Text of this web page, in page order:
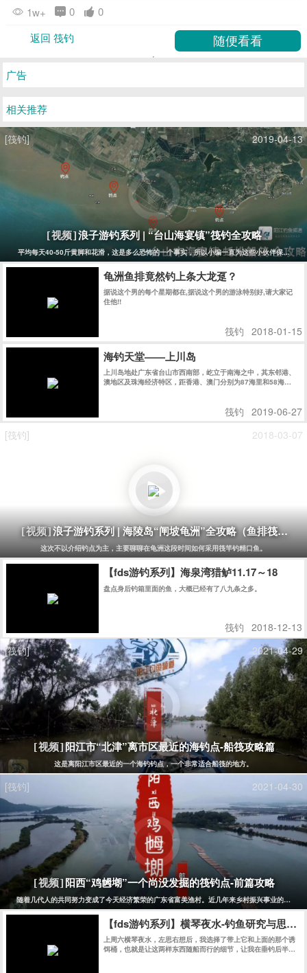
1w+ 0
0
返回 筏钓
广告
相关推荐
[筏钓] 2019-04-13
[视频]浪子游钓系列 | “台山海宴镇”筏钓全攻略
平均每天40-50斤黄脚和花滑，这是多么恐怖的一个事实，所以小编一直为这些小伙伴保密没
龟洲鱼排竟然钓上条大龙趸？
据说这个男的每个星期都在,据说这个男的游泳特别好,请大家记
住他!!
筏钓 2018-01-15
海钓天堂——上川岛
上川岛地处广东省台山市西南部，屹立于南海之中，其东邻港、
澳地区及珠海经济特区，距香港、澳门分别为87海里和58海
筏钓 2019-06-27
[筏钓]
2018-03-07
[视频]浪子游钓系列 | 海陵岛“闸坡龟洲”全攻略（鱼排筏钓）
这次不以介绍钓点为主，主要聊聊在龟洲这段时间如何采用筏竿钓精口鱼。
【fds游钓系列】海泉湾猎鲈11.17～18
盘点身后钓箱里面的鱼，大概已经有了八九条之多。
筏钓 2018-12-13
[筏钓]
2021-04-29
[视频]阳江市“北津”离市区最近的海钓点-船筏攻略篇
这是离阳江市区最近的一个海钓钓点，一个非常适合船筏的地方。
[筏钓] 2021-04-30
[视频] 阳西“鸡乸㙟”一个尚没发掘的筏钓点-前篇攻略
随着几代人的共同努力变成了今天经济繁荣的广东省富美渔村。近几年来乡村振兴事业的发展
【fds游钓系列】横琴夜水-钓鱼研究与思考
上周六横琴夜水，左思右想后，我选择了带上它和上面的那个诱
饵桶，也就是让这两样东西随船而行的细节，让我在垂钓后半